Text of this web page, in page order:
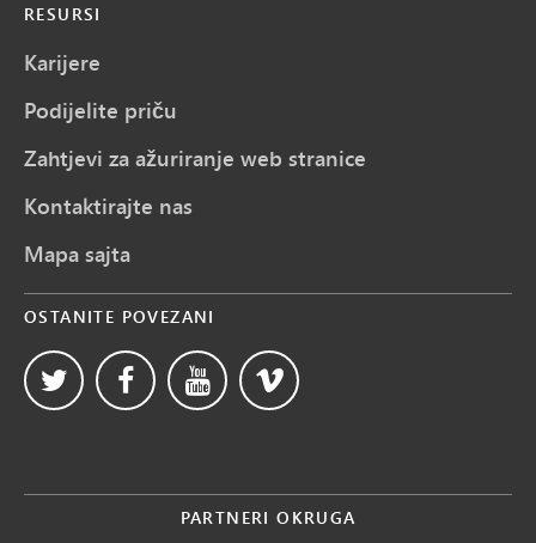
RESURSI
Karijere
Podijelite priču
Zahtjevi za ažuriranje web stranice
Kontaktirajte nas
Mapa sajta
OSTANITE POVEZANI
PARTNERI OKRUGA